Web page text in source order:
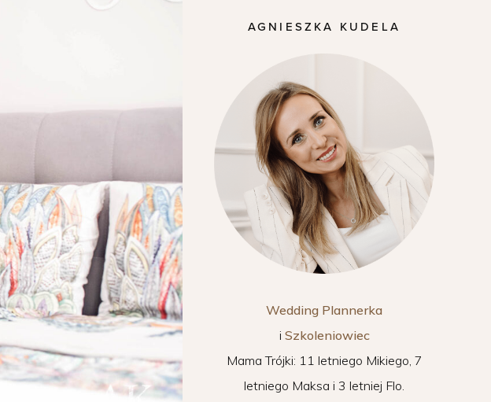
AGNIESZKA KUDELA
Wedding Plannerka
i Szkoleniowiec
Mama Trójki: 11 letniego Mikiego, 7
letniego Maksa i 3 letniej Flo.